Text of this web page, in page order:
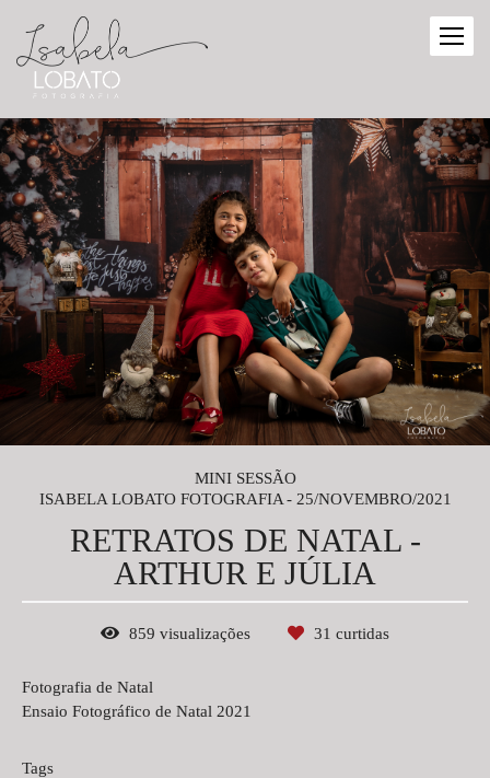
MINI SESSÃO
ISABELA LOBATO FOTOGRAFIA
25/NOVEMBRO/2021
RETRATOS DE NATAL -
ARTHUR E JÚLIA
859 visualizações 31 curtidas
Fotografia de Natal
Ensaio Fotográfico de Natal 2021
Tags